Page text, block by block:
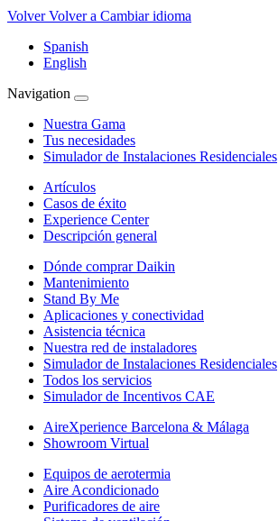
Volver Volver a Cambiar idioma
Spanish
English
Navigation
Nuestra Gama
Tus necesidades
Simulador de Instalaciones Residenciales
Artículos
Casos de éxito
Experience Center
Descripción general
Dónde comprar Daikin
Mantenimiento
Stand By Me
Aplicaciones y conectividad
Asistencia técnica
Nuestra red de instaladores
Simulador de Instalaciones Residenciales
Todos los servicios
Simulador de Incentivos CAE
AireXperience Barcelona & Málaga
Showroom Virtual
Equipos de aerotermia
Aire Acondicionado
Purificadores de aire